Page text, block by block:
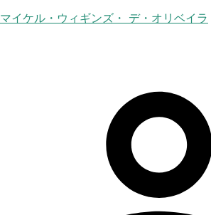
マイケル・ウィギンズ・ デ・オリベイラ